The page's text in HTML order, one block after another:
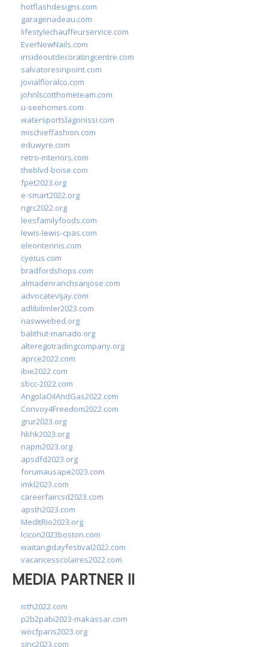
hotflashdesigns.com
garagenadeau.com
lifestylechauffeurservice.com
EverNewNails.com
insideoutdecoratingcentre.com
salvatoresinpoint.com
jovialfloralco.com
johnlscotthometeam.com
u-seehomes.com
watersportslagonissi.com
mischieffashion.com
eduwyre.com
retro-interiors.com
theblvd-boise.com
fpet2023.org
e-smart2022.org
ngrc2022.org
leesfamilyfoods.com
lewis-lewis-cpas.com
eleontennis.com
cyetus.com
bradfordshops.com
almadenranchsanjose.com
advocatevijay.com
adlibilimler2023.com
naswwebed.org
balithut-manado.org
alteregotradingcompany.org
aprce2022.com
ibie2022.com
sbcc-2022.com
AngolaOilAndGas2022.com
Convoy4Freedom2022.com
grur2023.org
hkhk2023.org
napm2023.org
apsdfd2023.org
forumausape2023.com
imkl2023.com
careerfaircsd2023.com
apsth2023.com
MedItRio2023.org
lcicon2023boston.com
waitangidayfestival2022.com
vacancesscolaires2022.com
MEDIA PARTNER II
isth2022.com
p2b2pabi2023-makassar.com
wocfparis2023.org
sinc2023.com